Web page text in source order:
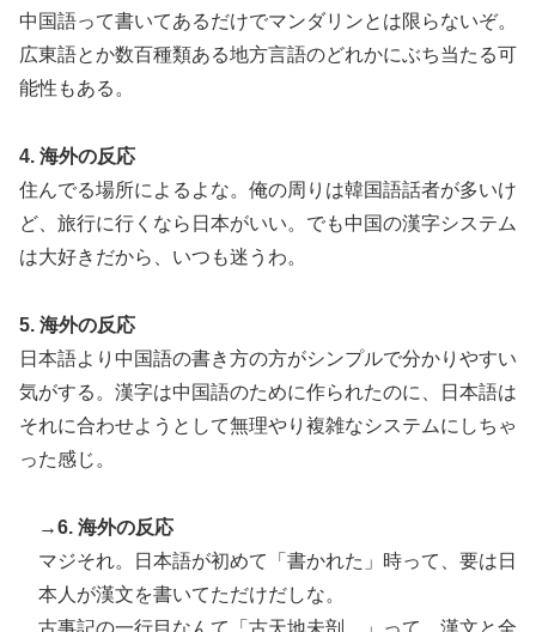
▶ 海外「日本のこの場所は現実とは思えないレベルで美し
い…！」外国人が感動する日本の景色とは・・・？【海
外の反応】
ンが去り、本体は稼ぐAIへ舵を切る【海外の反応・解
説】
▶
韓国人「日本の柴犬くん散歩中の暑さに耐えられなかっ
た結果」
危機 会場数は20年で半減 騒音対策で“サイレント盆
ダンス”も
中国語って書いてあるだけでマンダリンとは限らないぞ。
広東語とか数百種類ある地方言語のどれかにぶち当たる可
能性もある。
4. 海外の反応
住んでる場所によるよな。俺の周りは韓国語話者が多いけ
ど、旅行に行くなら日本がいい。でも中国の漢字システム
は大好きだから、いつも迷うわ。
5. 海外の反応
日本語より中国語の書き方の方がシンプルで分かりやすい
気がする。漢字は中国語のために作られたのに、日本語は
それに合わせようとして無理やり複雑なシステムにしちゃ
った感じ。
→6. 海外の反応
マジそれ。日本語が初めて「書かれた」時って、要は日
本人が漢文を書いてただけだしな。
古事記の一行目なんて「古天地未剖…」って、漢文と全